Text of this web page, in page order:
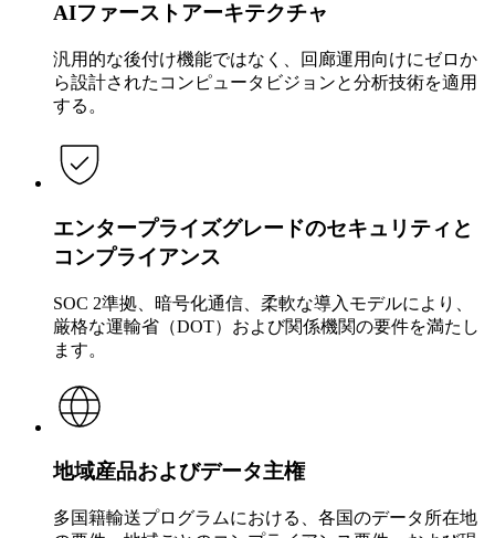
AIファーストアーキテクチャ
汎用的な後付け機能ではなく、回廊運用向けにゼロか
ら設計されたコンピュータビジョンと分析技術を適用
する。
エンタープライズグレードのセキュリティと
コンプライアンス
SOC 2準拠、暗号化通信、柔軟な導入モデルにより、
厳格な運輸省（DOT）および関係機関の要件を満たし
ます。
地域産品およびデータ主権
多国籍輸送プログラムにおける、各国のデータ所在地